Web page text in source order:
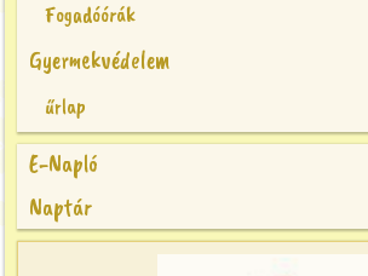
Fogadóórák
Gyermekvédelem
űrlap
E-Napló
Naptár